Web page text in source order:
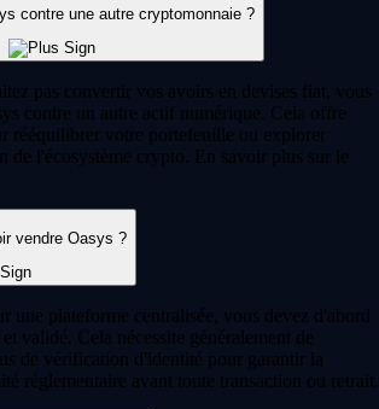
contre une autre cryptomonnaie ?
pas convertir vos avoirs en devises fiat, vous
contre un autre actif numérique. Cela offre
rééquilibrer votre portefeuille ou explorer
de l'écosystème crypto. En savoir plus sur le
vendre Oasys ?
une plateforme centralisée, vous devez d'abord
validé. Cela nécessite généralement de
de vérification d'identité pour garantir la
réglementaire avant toute transaction ou retrait.